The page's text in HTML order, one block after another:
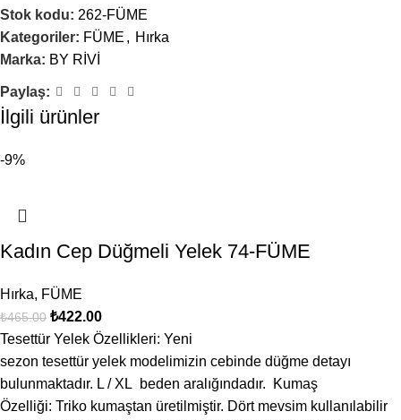
Stok kodu: 262-FÜME
Kategoriler: FÜME , Hırka
Marka: BY RİVİ
Paylaş:
İlgili ürünler
-9%
Kadın Cep Düğmeli Yelek 74-FÜME
Hırka, FÜME
₺465.00 ₺422.00
Tesettür Yelek Özellikleri: Yeni
sezon tesettür yelek modelimizin cebinde düğme detayı
bulunmaktadır. L / XL beden aralığındadır. Kumaş
Özelliği: Triko kumaştan üretilmiştir. Dört mevsim kullanılabilir